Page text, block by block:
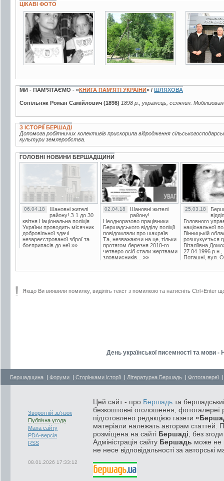
ЦІКАВІ ФОТО
3 фото 7 фото 3 фото
МИ - ПАМ’ЯТАЄМО - «КНИГА ПАМ’ЯТІ УКРАЇНИ» / ШЛЯХОВА
Сопільняк Роман Самійлович (1898) 1898 р., українець, селянин.
З ІСТОРІЇ БЕРШАДІ
Допомога робітничих колективів прискорила відродження
культури землеробства.
ГОЛОВНІ НОВИНИ БЕРШАДЩИНИ
06.04.18
Шановні жителі
району! З 1 до 30
квітня Національна поліція
України проводить місячник
добровільної здачі
незареєстрованої зброї та
боєприпасів до неї.»»
02.04.18
Шановні жителі
району!
Неодноразово працівники
Бершадського відділу поліції
повідомляли про шахраїв.
Та, незважаючи на це, тільки
протягом березня 2018-го
четверо осіб стали жертвами
зловмисників....»»
25.03.18
Головного
національної
Вінницькій
розшукується
Віталіївна
27.04.1996 р.н.,
Поташні, вул.
Якщо Ви виявили помилку, виділіть текст з помилкою та натисніть Ctrl+Enter
День української писемності та мови
Бершадщина | Форуми | Сторінками історії | Літературна Бершадь | Фотогалереї
Зворотній зв'язок
Публічна угода
Мапа сайту
PDA-версія
RSS
08.01.2026 17:33:12
Цей сайт - про Бершадь та
безкоштовні оголошення, фотогалереї
підготовлено редакцією газети
матеріали належать авторам статтей.
розміщена на сайті Бершаді , без
Адміністрація сайту Бершадь може не
не несе відповідальності за авторські